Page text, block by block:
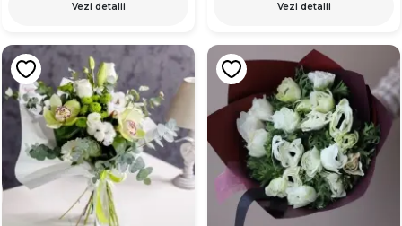
Vezi detalii Vezi detalii